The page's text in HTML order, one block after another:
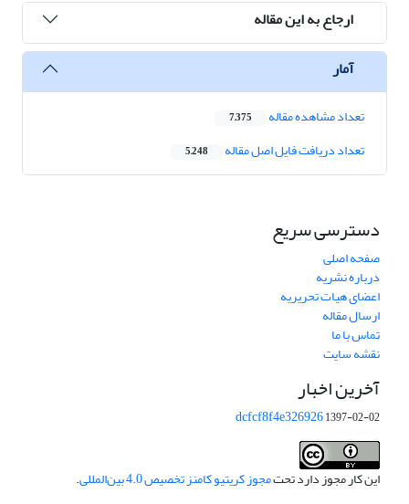
ارجاع به این مقاله
آمار
تعداد مشاهده مقاله 7,375
تعداد دریافت فایل اصل مقاله 5,248
دسترسی سریع
صفحه اصلی
درباره نشریه
اعضای هیات تحریریه
ارسال مقاله
تماس با ما
نقشه سایت
آخرین اخبار
dcfcf8f4e3269261397-02-02
این کار مجوز دارد تحتمجوز کریتیو کامنز تخصیص 4.0 بین‌المللی .